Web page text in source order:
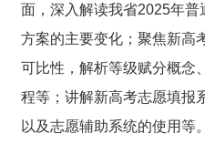
面，深入解读我省2025年
方案的主要变化；聚焦新高
可比性，解析等级赋分概念
程等；讲解新高考志愿填报
以及志愿辅助系统的使用等